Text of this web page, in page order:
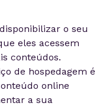
o seu
eles acessem
conteúdos.
de hospedagem é
online
a sua